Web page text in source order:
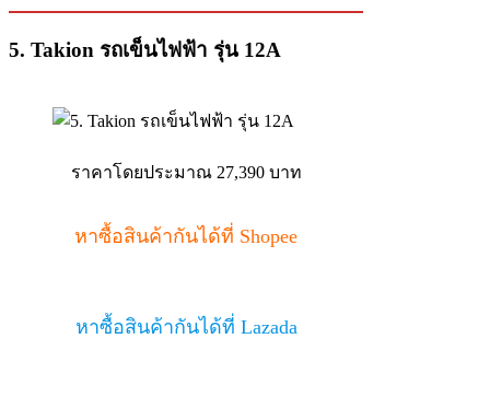
5. Takion รถเข็นไฟฟ้า รุ่น 12A
ราคาโดยประมาณ 27,390 บาท
หาซื้อสินค้ากันได้ที่ Shopee
หาซื้อสินค้ากันได้ที่ Lazada